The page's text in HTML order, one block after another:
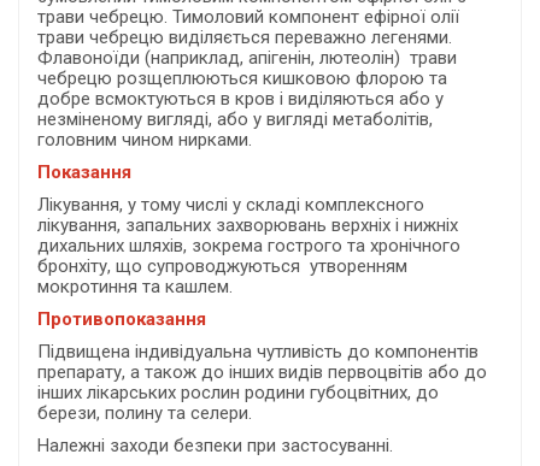
трави чебрецю. Тимоловий компонент ефірної олії
трави чебрецю виділяється переважно легенями.
Флавоноїди (наприклад, апігенін, лютеолін) трави
чебрецю розщеплюються кишковою флорою та
добре всмоктуються в кров і виділяються або у
незміненому вигляді, або у вигляді метаболітів,
головним чином нирками.
Показання
Лікування, у тому числі у складі комплексного
лікування, запальних захворювань верхніх і нижніх
дихальних шляхів, зокрема гострого та хронічного
бронхіту, що супроводжуються утворенням
мокротиння та кашлем.
Противопоказання
Підвищена індивідуальна чутливість до компонентів
препарату, а також до інших видів первоцвітів або до
інших лікарських рослин родини губоцвітних, до
берези, полину та селери.
Належні заходи безпеки при застосуванні.